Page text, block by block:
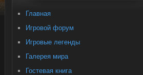
Главная
Игровой форум
Игровые легенды
Галерея мира
Гостевая книга